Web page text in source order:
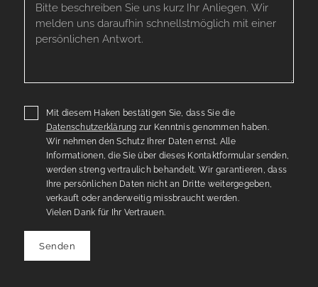
Mit diesem Haken bestätigen Sie, dass Sie die
Datenschutzerklärung zur Kenntnis genommen haben.
Wir nehmen den Schutz Ihrer Daten ernst. Alle
Informationen, die Sie über dieses Kontaktformular senden,
werden streng vertraulich behandelt. Wir garantieren, dass
Ihre persönlichen Daten nicht an Dritte weitergegeben,
verkauft oder anderweitig missbraucht werden.
Vielen Dank für Ihr Vertrauen.
Senden